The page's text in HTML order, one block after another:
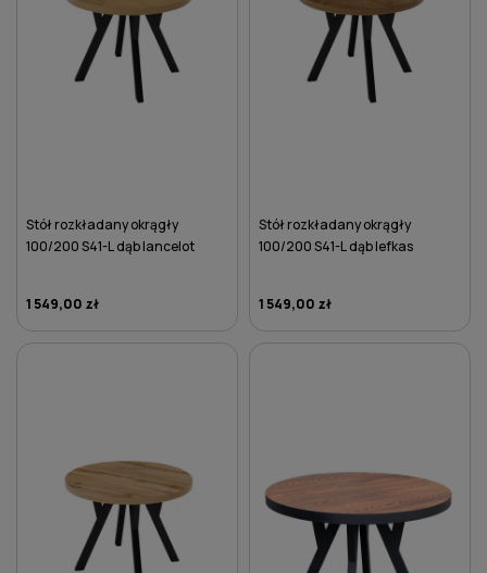
Stół rozkładany okrągły
100/200 S41-L dąb lancelot
1 549,00 zł
Stół rozkładany okrągły
100/200 S41-L dąb lefkas
1 549,00 zł